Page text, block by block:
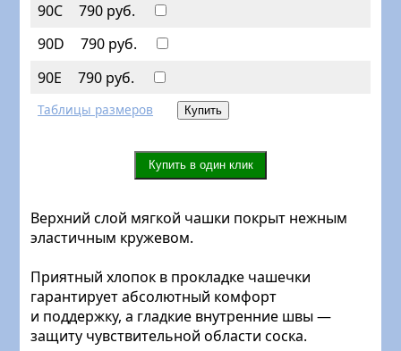
90C
790 руб.
90D
790 руб.
90E
790 руб.
Таблицы размеров
Верхний слой мягкой чашки покрыт нежным
эластичным кружевом.
Приятный хлопок в прокладке чашечки
гарантирует абсолютный комфорт
и поддержку, а гладкие внутренние швы —
защиту чувствительной области соска.